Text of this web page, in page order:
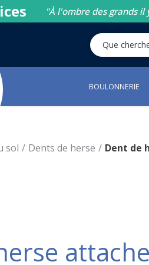
"À l'ombre des grands
BOULONNERIE
sol Dents de herse Dent de